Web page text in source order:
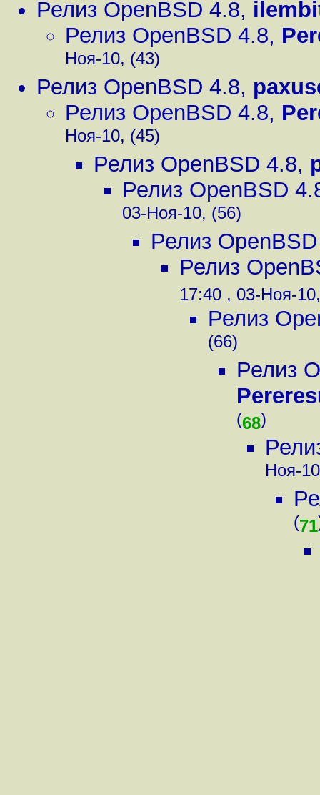
Релиз OpenBSD 4.8,
Релиз OpenBSD 4.8,
Ноя-10, (43)
Релиз OpenBSD 4.8,
Релиз OpenBSD 4.8,
Ноя-10, (45)
Релиз OpenBSD 4.8,
Релиз OpenBSD
03-Ноя-10, (56)
Релиз
Релиз
17:40 , 03-Ноя-
Релиз
(66)
Релиз
(68)
Ноя-
(71